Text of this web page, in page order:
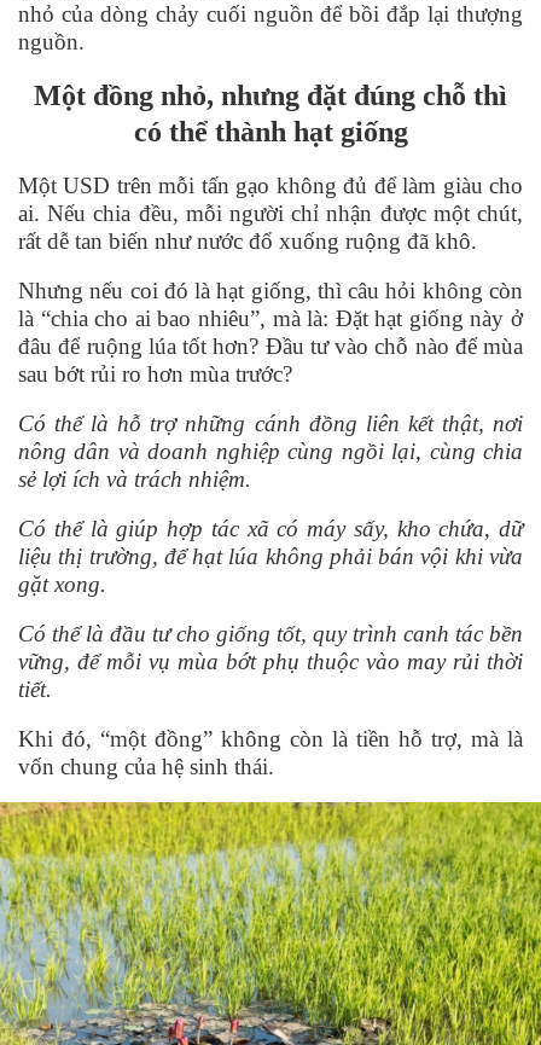
nhỏ của dòng chảy cuối nguồn để bồi đắp lại thượng
nguồn.
Một đồng nhỏ, nhưng đặt đúng chỗ thì
có thể thành hạt giống
Một USD trên mỗi tấn gạo không đủ để làm giàu cho
ai. Nếu chia đều, mỗi người chỉ nhận được một chút,
rất dễ tan biến như nước đổ xuống ruộng đã khô.
Nhưng nếu coi đó là hạt giống, thì câu hỏi không còn
là “chia cho ai bao nhiêu”, mà là: Đặt hạt giống này ở
đâu để ruộng lúa tốt hơn? Đầu tư vào chỗ nào để mùa
sau bớt rủi ro hơn mùa trước?
Có thể là hỗ trợ những cánh đồng liên kết thật, nơi
nông dân và doanh nghiệp cùng ngồi lại, cùng chia
sẻ lợi ích và trách nhiệm.
Có thể là giúp hợp tác xã có máy sấy, kho chứa, dữ
liệu thị trường, để hạt lúa không phải bán vội khi vừa
gặt xong.
Có thể là đầu tư cho giống tốt, quy trình canh tác bền
vững, để mỗi vụ mùa bớt phụ thuộc vào may rủi thời
tiết.
Khi đó, “một đồng” không còn là tiền hỗ trợ, mà là
vốn chung của hệ sinh thái.